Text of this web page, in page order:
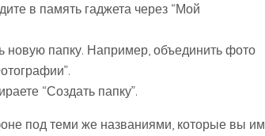
в память гаджета через “Мой
новую папку. Например, объединить фото
“Создать папку”.
под теми же названиями, которые вы им